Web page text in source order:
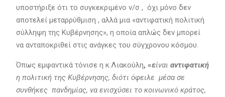
υποστήριξε ότι το συγκεκριμένο ν/σ , όχι μόνο δεν
αποτελεί μεταρρύθμιση , αλλά μια «αντιφατική πολιτική
σύλληψη της Κυβέρνησης», η οποία απλώς δεν μπορεί
να ανταποκριθεί στις ανάγκες του σύγχρονου κόσμου.
Όπως εμφαντικά τόνισε η κ.Λιακούλη, «είναι αντιφατική
η πολιτική της Κυβέρνησης, διότι όφειλε μέσα σε
συνθήκες πανδημίας, να ενισχύσει το κοινωνικό κράτος,